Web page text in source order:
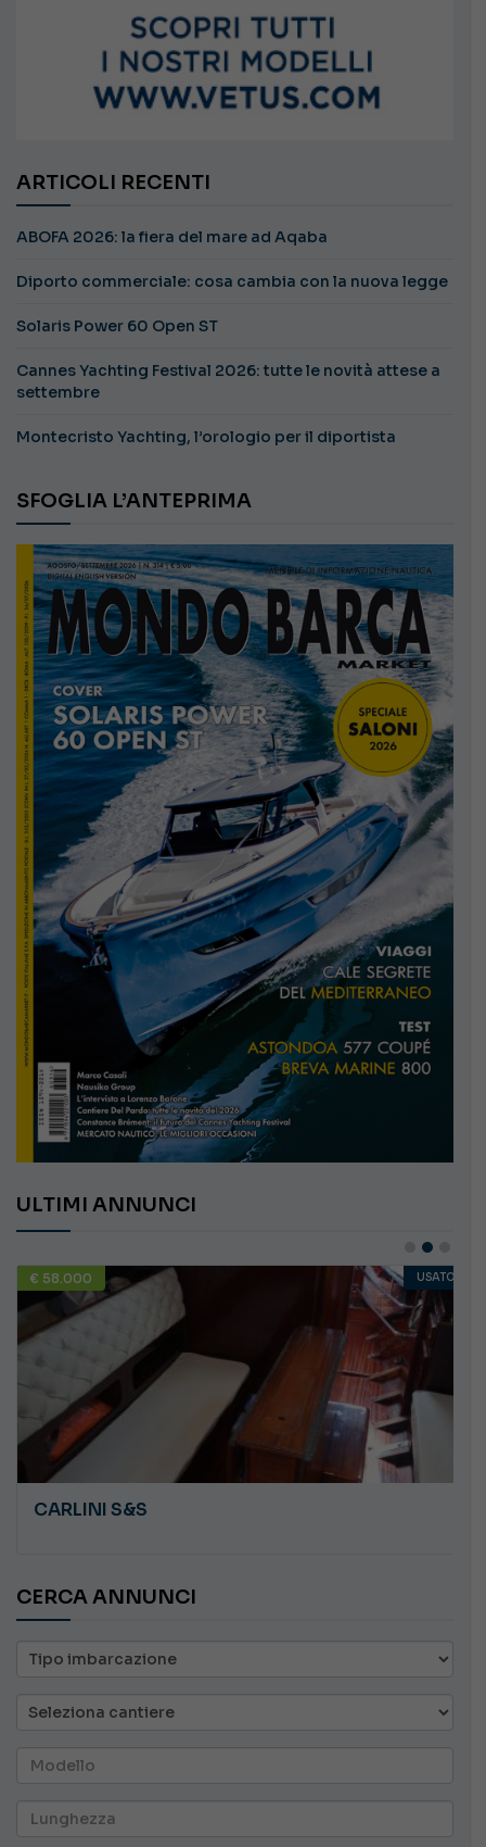
ARTICOLI RECENTI
ABOFA 2026: la fiera del mare ad Aqaba
Diporto commerciale: cosa cambia con la nuova legge
Solaris Power 60 Open ST
Cannes Yachting Festival 2026: tutte le novità attese a
settembre
Montecristo Yachting, l’orologio per il diportista
SFOGLIA L’ANTEPRIMA
ULTIMI ANNUNCI
€ 58.000 USATO
CARLINI S&S
CERCA ANNUNCI